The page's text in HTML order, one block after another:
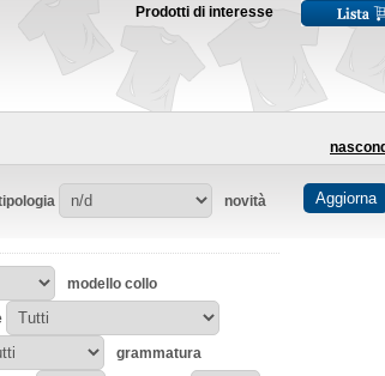
Prodotti di interesse
novità
modello collo
grammatura